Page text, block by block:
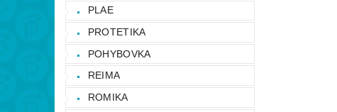
PLAE
PROTETIKA
POHYBOVKA
REIMA
ROMIKA